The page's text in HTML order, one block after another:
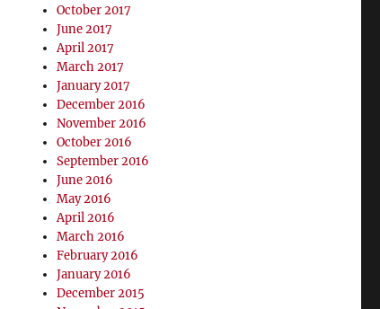
October 2017
June 2017
April 2017
March 2017
January 2017
December 2016
November 2016
October 2016
September 2016
June 2016
May 2016
April 2016
March 2016
February 2016
January 2016
December 2015